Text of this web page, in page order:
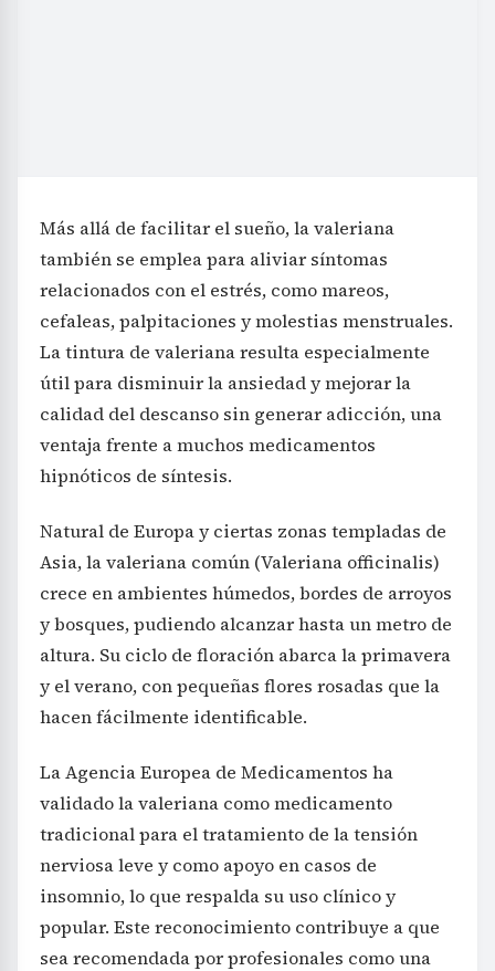
Más allá de facilitar el sueño, la valeriana
también se emplea para aliviar síntomas
relacionados con el estrés, como mareos,
cefaleas, palpitaciones y molestias menstruales.
La tintura de valeriana resulta especialmente
útil para disminuir la ansiedad y mejorar la
calidad del descanso sin generar adicción, una
ventaja frente a muchos medicamentos
hipnóticos de síntesis.
Natural de Europa y ciertas zonas templadas de
Asia, la valeriana común (Valeriana officinalis)
crece en ambientes húmedos, bordes de arroyos
y bosques, pudiendo alcanzar hasta un metro de
altura. Su ciclo de floración abarca la primavera
y el verano, con pequeñas flores rosadas que la
hacen fácilmente identificable.
La Agencia Europea de Medicamentos ha
validado la valeriana como medicamento
tradicional para el tratamiento de la tensión
nerviosa leve y como apoyo en casos de
insomnio, lo que respalda su uso clínico y
popular. Este reconocimiento contribuye a que
sea recomendada por profesionales como una